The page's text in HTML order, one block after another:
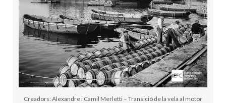
Creadors: Alexandre i Camil Merletti – Transició de la vela al motor